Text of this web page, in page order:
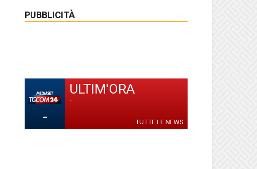
PUBBLICITÀ
-
ULTIM'ORA
-
TUTTE LE NEWS